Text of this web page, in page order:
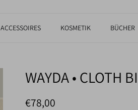
ACCESSOIRES KOSMETIK BÜCHER
WAYDA • CLOTH
Normaler Preis
€78,00